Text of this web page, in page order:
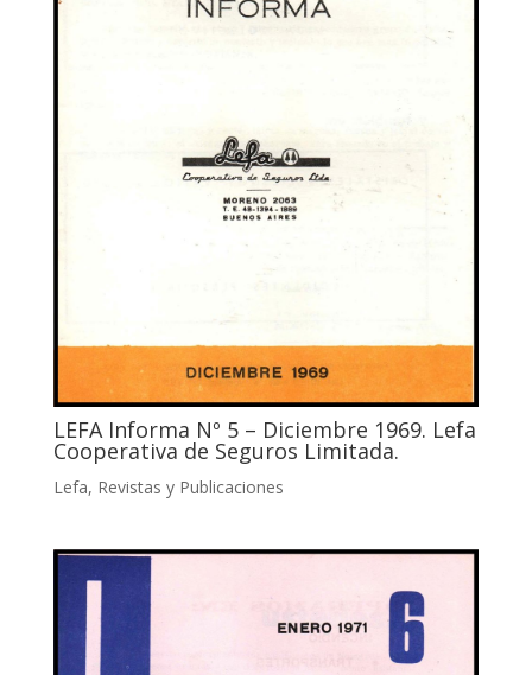
LEFA Informa Nº 5 – Diciembre 1969. Lefa
Cooperativa de Seguros Limitada.
Lefa, Revistas y Publicaciones